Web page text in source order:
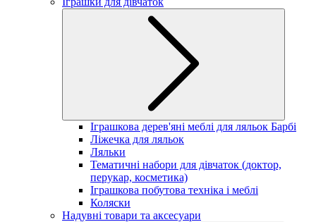
Іграшкова дерев'яні меблі для ляльок Барбі
Ліжечка для ляльок
Ляльки
Тематичні набори для дівчаток (доктор,
перукар, косметика)
Іграшкова побутова техніка і меблі
Коляски
Надувні товари та аксесуари